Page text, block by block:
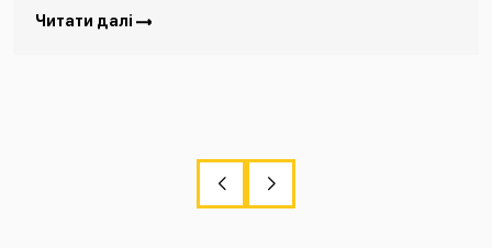
Читати далі